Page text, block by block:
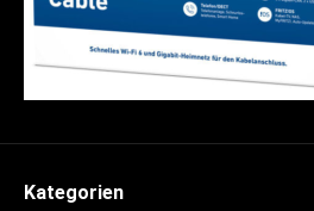
Kategorien